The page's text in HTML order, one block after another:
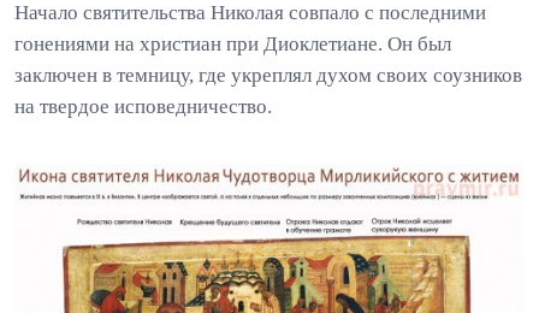
Начало святительства Николая совпало с последними
гонениями на христиан при Диоклетиане. Он был
заключен в темницу, где укреплял духом своих соузников
на твердое исповедничество.